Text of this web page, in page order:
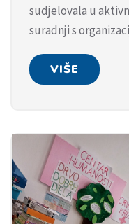
sudjelovala u
suradnji s
VIŠE